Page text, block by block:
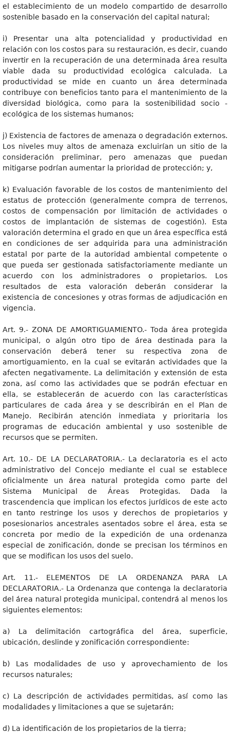
el establecimiento de un modelo compartido de desarrollo
sostenible basado en la conservación del capital natural;
i) Presentar una alta potencialidad y productividad en
relación con los costos para su restauración, es decir, cuando
invertir en la recuperación de una determinada área resulta
viable dada su productividad ecológica calculada. La
productividad se mide en cuanto un área determinada
contribuye con beneficios tanto para el mantenimiento de la
diversidad biológica, como para la sostenibilidad socio -
ecológica de los sistemas humanos;
j) Existencia de factores de amenaza o degradación externos.
Los niveles muy altos de amenaza excluirían un sitio de la
consideración preliminar, pero amenazas que puedan
mitigarse podrían aumentar la prioridad de protección; y,
k) Evaluación favorable de los costos de mantenimiento del
estatus de protección (generalmente compra de terrenos,
costos de compensación por limitación de actividades o
costos de implantación de sistemas de cogestión). Esta
valoración determina el grado en que un área específica está
en condiciones de ser adquirida para una administración
estatal por parte de la autoridad ambiental competente o
que pueda ser gestionada satisfactoriamente mediante un
acuerdo con los administradores o propietarios. Los
resultados de esta valoración deberán considerar la
existencia de concesiones y otras formas de adjudicación en
vigencia.
Art. 9.- ZONA DE AMORTIGUAMIENTO.- Toda área protegida
municipal, o algún otro tipo de área destinada para la
conservación deberá tener su respectiva zona de
amortiguamiento, en la cual se evitarán actividades que la
afecten negativamente. La delimitación y extensión de esta
zona, así como las actividades que se podrán efectuar en
ella, se establecerán de acuerdo con las características
particulares de cada área y se describirán en el Plan de
Manejo. Recibirán atención inmediata y prioritaria los
programas de educación ambiental y uso sostenible de
recursos que se permiten.
Art. 10.- DE LA DECLARATORIA.- La declaratoria es el acto
administrativo del Concejo mediante el cual se establece
oficialmente un área natural protegida como parte del
Sistema Municipal de Áreas Protegidas. Dada la
trascendencia que implican los efectos jurídicos de este acto
en tanto restringe los usos y derechos de propietarios y
posesionarios ancestrales asentados sobre el área, esta se
concreta por medio de la expedición de una ordenanza
especial de zonificación, donde se precisan los términos en
que se modifican los usos del suelo.
Art. 11.- ELEMENTOS DE LA ORDENANZA PARA LA
DECLARATORIA.- La Ordenanza que contenga la declaratoria
del área natural protegida municipal, contendrá al menos los
siguientes elementos:
a) La delimitación cartográfica del área, superficie,
ubicación, deslinde y zonificación correspondiente:
b) Las modalidades de uso y aprovechamiento de los
recursos naturales;
c) La descripción de actividades permitidas, así como las
modalidades y limitaciones a que se sujetarán;
d) La identificación de los propietarios de la tierra;